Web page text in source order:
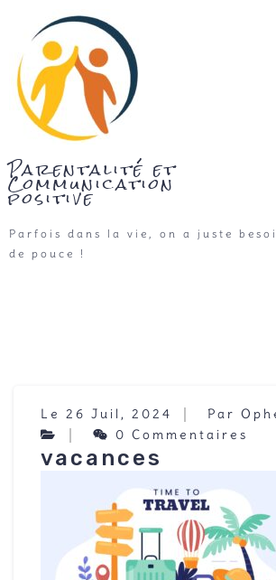
Parentalité et
Communication
positive
Parfois dans la vie, on a juste
de pouce !
Le 26 Juil, 2024
Par
0 Commentaires
vacances